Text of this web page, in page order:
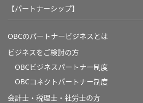
【パートナーシップ】
OBCのパートナービジネスとは
ビジネスをご検討の方
OBCビジネスパートナー制度
OBCコネクトパートナー制度
会計士・税理士・社労士の方